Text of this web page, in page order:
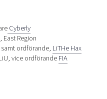
Cyberly
, East Region
samt ordförande, LiTHe Hax
vice ordförandeFIA